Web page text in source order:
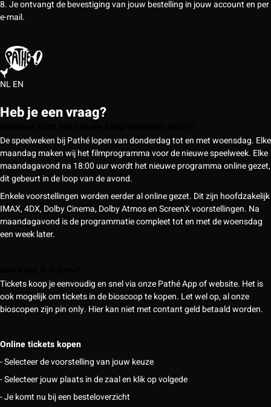
8. Je ontvangt de bevestiging van jouw bestelling in jouw account en per
e-mail.
NLEN
Heb je een vraag?
De speelweken bij Pathé lopen van donderdag tot en met woensdag. Elke
maandag maken wij het filmprogramma voor de nieuwe speelweek. Elke
maandagavond na 18:00 uur wordt het nieuwe programma online gezet,
dit gebeurt in de loop van de avond.
Enkele voorstellingen worden eerder al online gezet. Dit zijn hoofdzakelijk
IMAX, 4DX, Dolby Cinema, Dolby Atmos en ScreenX voorstellingen. Na
maandagavond is de programmatie compleet tot en met de woensdag
een week later.
Tickets koop je eenvoudig en snel via onze Pathé App of website. Het is
ook mogelijk om tickets in de bioscoop te kopen. Let wel op, al onze
bioscopen zijn pin only. Hier kan niet met contant geld betaald worden.
Online tickets kopen
- Selecteer de voorstelling van jouw keuze
- Selecteer jouw plaats in de zaal en klik op volgede
- Je komt nu bij een besteloverzicht